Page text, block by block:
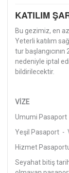
KATILIM
Bu gezimiz, en az
Yeterli katılım
tur
nedeniyle iptal
bildirilecektir.
VİZE
Umumi Pasaport
Yeşil Pasaport -
Hizmet
Seyahat bitiş